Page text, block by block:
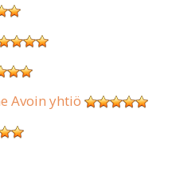
Avoin yhtiö